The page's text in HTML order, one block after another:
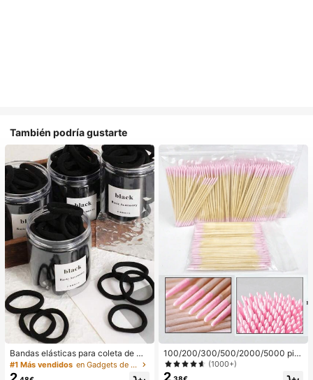
También podría gustarte
Bandas elásticas para coleta de mu
jer, bandas para el cabello, accesori
os para el cabello, bandas deportiv
#1 Más vendidos en Gadgets de baño favoritos de los clientes Apara
100/200/300/500/2000/5000 pie
zas/20 piezas Palitos aplicadores d
e esmalte de uñas de doble extrem
(1000+)